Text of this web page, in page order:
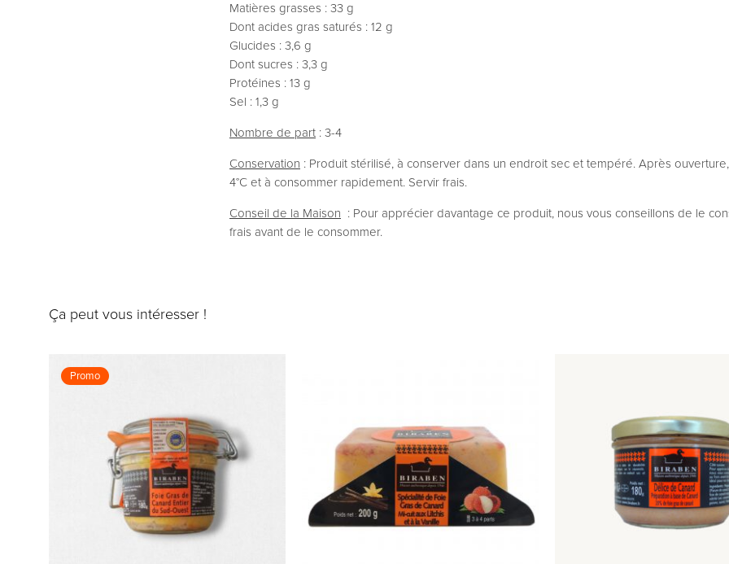
Matières grasses : 33 g
Dont acides gras saturés : 12 g
Glucides : 3,6 g
Dont sucres : 3,3 g
Protéines : 13 g
Sel : 1,3 g
Nombre de part : 3-4
Conservation : Produit stérilisé, à conserver dans un endroit sec et tempéré. Après
4°C et à consommer rapidement. Servir frais.
Conseil de la Maison : Pour apprécier davantage ce produit, nous vous conseillons de le
frais avant de le consommer.
Ça peut vous intéresser !
Promo